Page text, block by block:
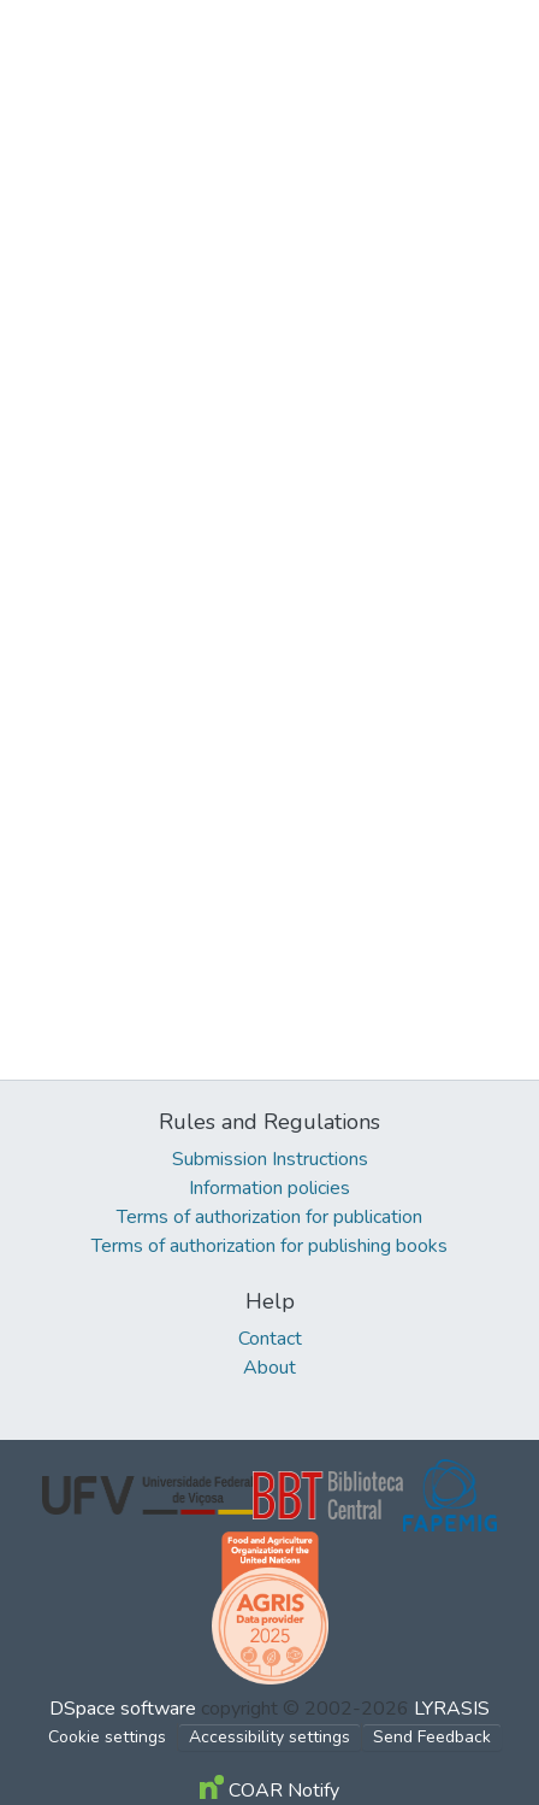
Rules and Regulations
Submission Instructions
Information policies
Terms of authorization for publication
Terms of authorization for publishing books
Help
Contact
About
DSpace software copyright © 2002-2026 LYRASIS
Cookie settings Accessibility settings Send Feedback
COAR Notify